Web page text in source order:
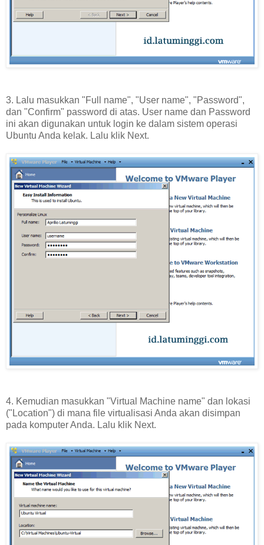
3. Lalu masukkan "Full name", "User name", "Password",
dan "Confirm" password di atas. User name dan Password
ini akan digunakan untuk login ke dalam sistem operasi
Ubuntu Anda kelak. Lalu klik Next.
4. Kemudian masukkan "Virtual Machine name" dan lokasi
("Location") di mana file virtualisasi Anda akan disimpan
pada komputer Anda. Lalu klik Next.